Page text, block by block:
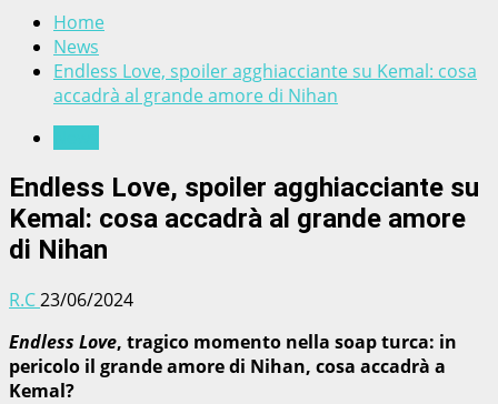
Home
News
Endless Love, spoiler agghiacciante su Kemal: cosa
accadrà al grande amore di Nihan
Endless Love, spoiler agghiacciante su
Kemal: cosa accadrà al grande amore
di Nihan
R.C23/06/2024
Endless Love, tragico momento nella soap turca: in
pericolo il grande amore di Nihan, cosa accadrà a
Kemal?